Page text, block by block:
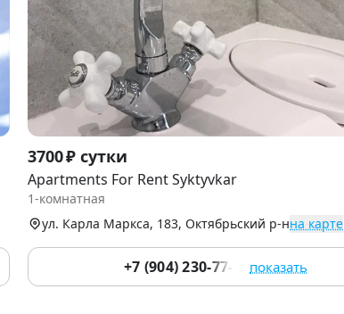
Item
1
of
3700 ₽ сутки
Apartments For Rent Syktyvkar
1-комнатная
ул. Карла Маркса, 183, Октябрьский р-нна карте
+7 (904) 230-77-66 показать